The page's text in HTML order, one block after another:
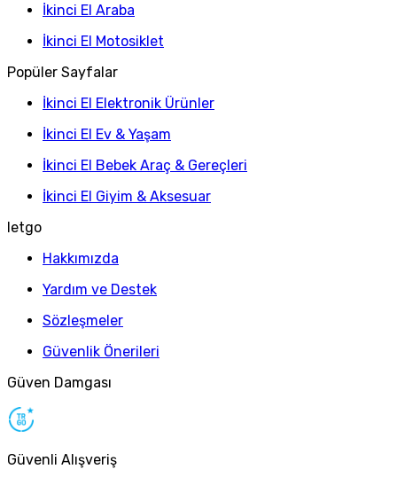
İkinci El Araba
İkinci El Motosiklet
Popüler Sayfalar
İkinci El Elektronik Ürünler
İkinci El Ev & Yaşam
İkinci El Bebek Araç & Gereçleri
İkinci El Giyim & Aksesuar
letgo
Hakkımızda
Yardım ve Destek
Sözleşmeler
Güvenlik Önerileri
Güven Damgası
Güvenli Alışveriş